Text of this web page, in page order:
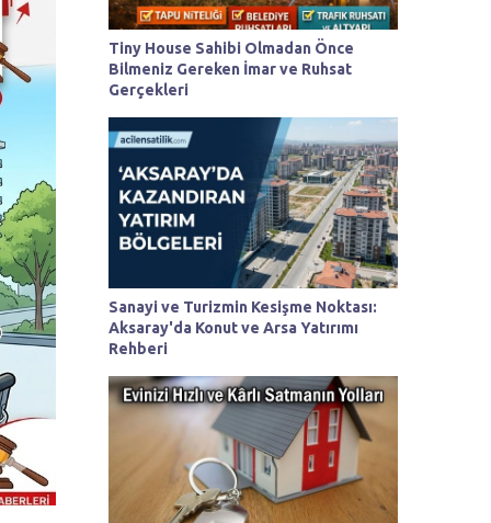
Tiny House Sahibi Olmadan Önce
Bilmeniz Gereken İmar ve Ruhsat
Gerçekleri
Sanayi ve Turizmin Kesişme Noktası:
Aksaray'da Konut ve Arsa Yatırımı
Rehberi